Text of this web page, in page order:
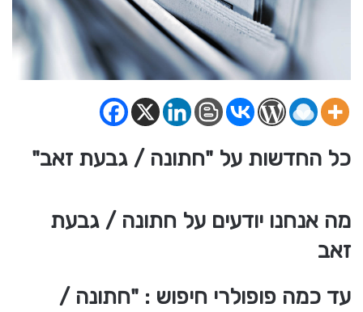
כל החדשות על "חתונה / גבעת זאב"
מה אנחנו יודעים על חתונה / גבעת
זאב
עד כמה פופולרי חיפוש : "חתונה /